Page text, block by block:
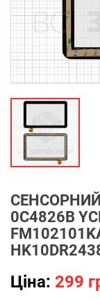
СЕНСОРНИЙ
0C4826B
Ціна: 299